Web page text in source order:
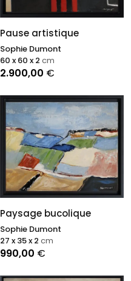
Pause artistique
Sophie Dumont
2.900,00 €
60 x 60 x 2 cm
Paysage bucolique
Sophie Dumont
990,00 €
27 x 35 x 2 cm